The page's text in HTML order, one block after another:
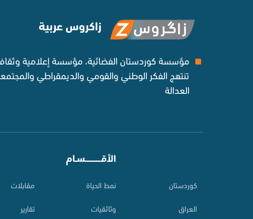
زاكروس عربية
مؤسسة كوردستان الفضائية، مؤسسة إعلامية
تنتهج الفكر الوطني والقومي والديمقراطي
العدالة ‌
کوردستان
العراق
الأقـــــــــــسـام
نمط الحياة
وثائقيات
مقابلات
تقارير